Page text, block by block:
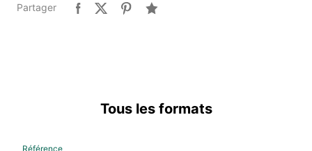
Partager
Tous les formats